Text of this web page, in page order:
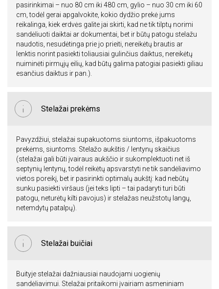
pasirinkimai – nuo 80 cm iki 480 cm, gylio – nuo 30 cm iki 60
cm, todėl gerai apgalvokite, kokio dydžio prekė jums
reikalinga, kiek erdvės galite jai skirti, kad ne tik tilptų norimi
sandėliuoti daiktai ar dokumentai, bet ir būtų patogu stelažu
naudotis, nesudėtinga prie jo prieiti, nereikėtų brautis ar
lenktis norint pasiekti toliausiai gulinčius daiktus, nereikėtų
nuiminėti pirmųjų eilių, kad būtų galima patogiai pasiekti giliau
esančius daiktus ir pan.).
Stelažai prekėms
Pavyzdžiui, stelažai supakuotoms siuntoms, išpakuotoms
prekėms, siuntoms. Stelažo aukštis / lentynų skaičius
(stelažai gali būti įvairaus aukščio ir sukomplektuoti net iš
septynių lentynų, todėl reikėtų apsvarstyti ne tik sandėliavimo
vietos poreikį, bet ir pasirinkti optimalų aukštį: kad nebūtų
sunku pasiekti viršaus (jei teks lipti – tai padaryti turi būti
patogu, neturėtų kilti pavojus) ir stelažas neužstotų langų,
netemdytų patalpų).
Stelažai buičiai
Buityje stelažai dažniausiai naudojami uogienių
sandėliavimui. Stelažai pritaikomi įvairiam asmeniniam